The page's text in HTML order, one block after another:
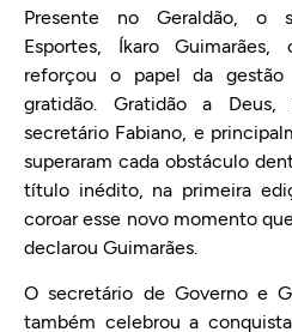
Presente no Geraldão, o
Esportes, Íkaro
reforçou o papel da gestão
gratidão. Gratidão a
secretário Fabiano, e
superaram cada obstáculo
título inédito, na primeira
coroar esse novo momento
declarou Guimarães.
O secretário de Governo e
também celebrou a